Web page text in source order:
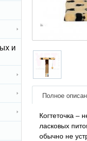
Полное
Когтеточка –
ласковых
обычно не
и